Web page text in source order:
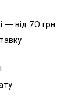
— від 70 грн